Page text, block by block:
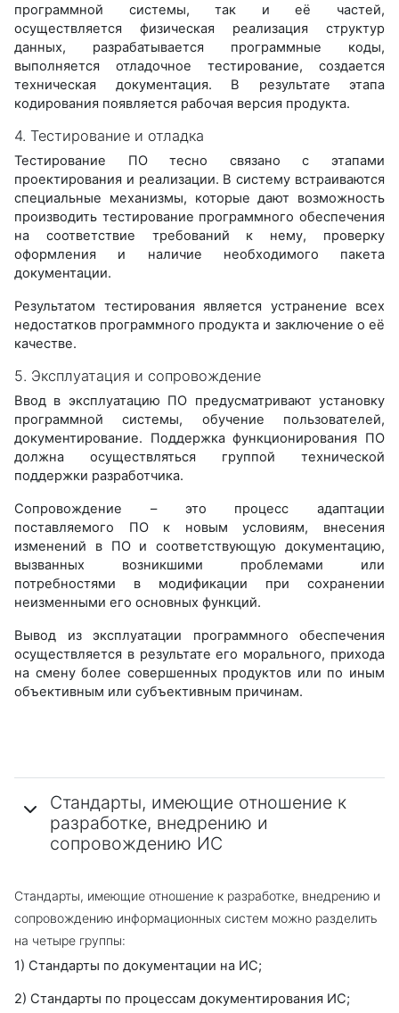
программной системы, так и её частей,
осуществляется физическая реализация структур
данных, разрабатывается программные коды,
выполняется отладочное тестирование, создается
техническая документация. В результате этапа
кодирования появляется рабочая версия продукта.
4. Тестирование и отладка
Тестирование ПО тесно связано с этапами
проектирования и реализации. В систему встраиваются
специальные механизмы, которые дают возможность
производить тестирование программного обеспечения
на соответствие требований к нему, проверку
оформления и наличие необходимого пакета
документации.
Результатом тестирования является устранение всех
недостатков программного продукта и заключение о её
качестве.
5. Эксплуатация и сопровождение
Ввод в эксплуатацию ПО предусматривают установку
программной системы, обучение пользователей,
документирование. Поддержка функционирования ПО
должна осуществляться группой технической
поддержки разработчика.
Сопровождение – это процесс адаптации
поставляемого ПО к новым условиям, внесения
изменений в ПО и соответствующую документацию,
вызванных возникшими проблемами или
потребностями в модификации при сохранении
неизменными его основных функций.
Вывод из эксплуатации программного обеспечения
осуществляется в результате его морального, прихода
на смену более совершенных продуктов или по иным
объективным или субъективным причинам.
Стандарты, имеющие отношение к
разработке, внедрению и
сопровождению ИС
Стандарты, имеющие отношение к разработке, внедрению и
сопровождению информационных систем можно разделить
на четыре группы:
1) Стандарты по документации на ИС;
2) Стандарты по процессам документирования ИС;